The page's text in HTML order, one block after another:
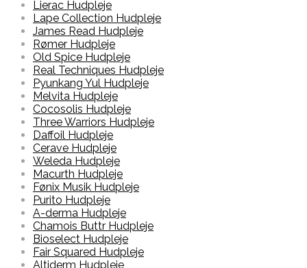
Lierac Hudpleje
Lape Collection Hudpleje
James Read Hudpleje
Rømer Hudpleje
Old Spice Hudpleje
Real Techniques Hudpleje
Pyunkang Yul Hudpleje
Melvita Hudpleje
Cocosolis Hudpleje
Three Warriors Hudpleje
Daffoil Hudpleje
Cerave Hudpleje
Weleda Hudpleje
Macurth Hudpleje
Fønix Musik Hudpleje
Purito Hudpleje
A-derma Hudpleje
Chamois Buttr Hudpleje
Bioselect Hudpleje
Fair Squared Hudpleje
Altiderm Hudpleje